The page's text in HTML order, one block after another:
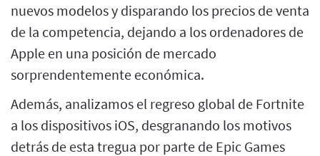
nuevos modelos y disparando los precios de venta
de la competencia, dejando a los ordenadores de
Apple en una posición de mercado
sorprendentemente económica.
Además, analizamos el regreso global de Fortnite
a los dispositivos iOS, desgranando los motivos
detrás de esta tregua por parte de Epic Games